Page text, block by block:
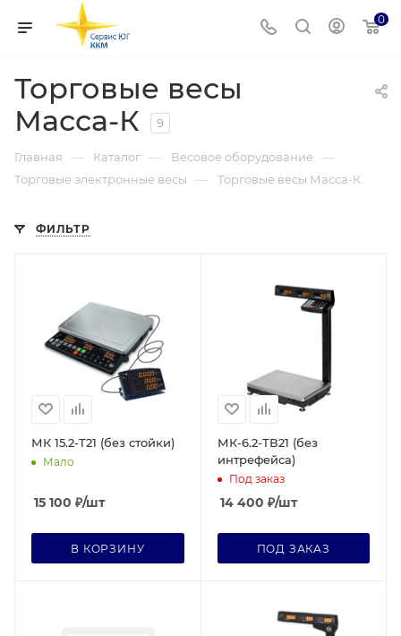
0
Торговые весы
Масса-К
9
Главная — Каталог — Весовое оборудование —
Торговые электронные весы — Торговые весы Масса-К
ФИЛЬТР
МК 15.2-T21 (без стойки)
Мало
15 100 ₽/шт
В КОРЗИНУ
МК-6.2-ТВ21 (без
интрефейса)
Под заказ
14 400 ₽/шт
ПОД ЗАКАЗ